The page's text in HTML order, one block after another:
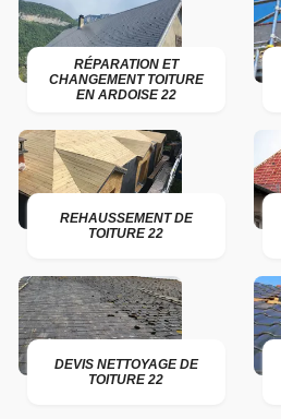
RÉPARATION ET
CHANGEMENT TOITURE
EN ARDOISE 22
REHAUSSEMENT DE
TOITURE 22
DEVIS NETTOYAGE DE
TOITURE 22